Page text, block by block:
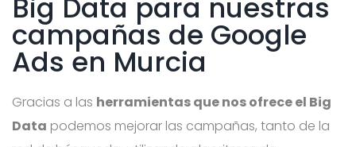
Big Data para nuestras
campañas de Google
Ads en Murcia
Gracias a las herramientas que nos ofrece el Big
Data podemos mejorar las campañas, tanto de la